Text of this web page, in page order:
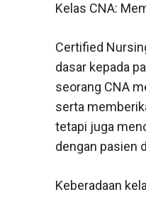
Kelas CNA:
Certified
dasar kepada
seorang CNA
serta
tetapi juga
dengan pasien
Keberadaan